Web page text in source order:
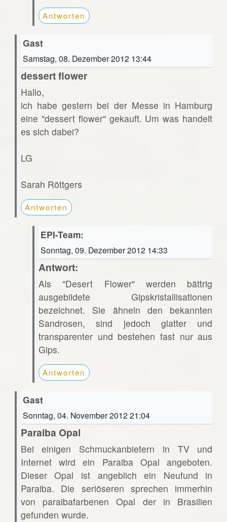
Antworten
Gast
Samstag, 08. Dezember 2012 13:44
dessert flower
Hallo,
ich habe gestern bei der Messe in Hamburg
eine "dessert flower" gekauft. Um was handelt
es sich dabei?
LG
Sarah Röttgers
Antworten
EPI-Team:
Sonntag, 09. Dezember 2012 14:33
Antwort:
Als "Desert Flower" werden bättrig
ausgebildete Gipskristallisationen
bezeichnet. Sie ähneln den bekannten
Sandrosen, sind jedoch glatter und
transparenter und bestehen fast nur aus
Gips.
Antworten
Gast
Sonntag, 04. November 2012 21:04
Paraiba Opal
Bei einigen Schmuckanbietern in TV und
Internet wird ein Paraiba Opal angeboten.
Dieser Opal ist angeblich ein Neufund in
Paraiba. Die seriöseren sprechen immerhin
von paraibafarbenen Opal der in Brasilien
gefunden wurde.